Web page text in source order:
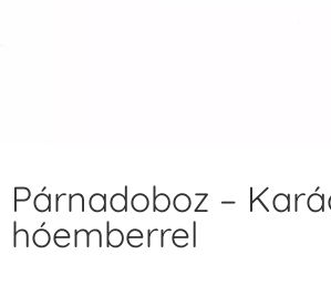
Párnadoboz –
hóemberrel